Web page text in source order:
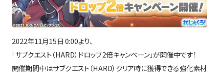
2022年11月15日 0:00より、
「サブクエスト（HARD）ドロップ2倍キャンペーン」が開催中です！
開催期間中はサブクエスト（HARD）クリア時に獲得できる強化素材